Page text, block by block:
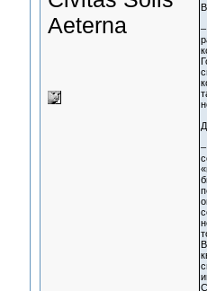
Aeterna